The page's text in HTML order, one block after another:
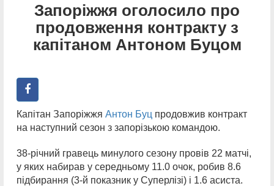
Запоріжжя оголосило про
продовження контракту з
капітаном Антоном Буцом
Капітан Запоріжжя Антон Буц продовжив контракт
на наступний сезон з запорізькою командою.
38-річний гравець минулого сезону провів 22 матчі,
у яких набирав у середньому 11.0 очок, робив 8.6
підбирання (3-й показник у Суперлізі) і 1.6 асиста.